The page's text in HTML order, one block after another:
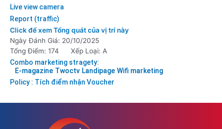
Live view camera
Report (traffic)
Click để xem Tổng quát của vị trí này
Ngày Đánh Giá: 20/10/2025
Tổng Điểm: 174
Xếp Loại: A
Combo marketing stragety:
E-magazine Twoctv Landipage Wifi marketing
Policy : Tích điểm nhận Voucher